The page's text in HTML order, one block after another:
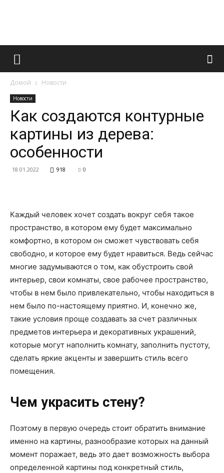
Французский
и
о
нем
Домой Новости
Новости
Как создаются контурные
картины из дерева:
особенности
18.01.2022 918 0
Каждый человек хочет создать вокруг себя такое
пространство, в котором ему будет максимально
комфортно, в котором он сможет чувствовать себя
свободно, и которое ему будет нравиться. Ведь сейчас
многие задумываются о том, как обустроить свой
интерьер, свои комнаты, свое рабочее пространство,
чтобы в нем было привлекательно, чтобы находиться в
нем было по-настоящему приятно. И, конечно же,
такие условия проще создавать за счет различных
предметов интерьера и декоративных украшений,
которые могут наполнить комнату, заполнить пустоту,
сделать яркие акценты и завершить стиль всего
помещения.
Чем украсить стену?
Поэтому в первую очередь стоит обратить внимание
именно на картины, разнообразие которых на данный
момент поражает, ведь это дает возможность выбора
определенной картины под конкретный стиль,